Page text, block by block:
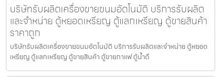
บริษัทรับผลิตเครื่องขายขนม​อัตโนมัติ บริการรับผลิต
และจำหน่าย ตู้หยอดเหรียญ ตู้แลกเหรียญ ตู้ขายสินค้า
ราคาถูก
บริษัทรับผลิตเครื่องขายขนม​อัตโนมัติ บริการรับผลิตและจำหน่าย ตู้หยอด
เหรียญ ตู้แลกเหรียญ ตู้ขายสินค้า ตู้ขายกาแฟ ตู้น้ำดื